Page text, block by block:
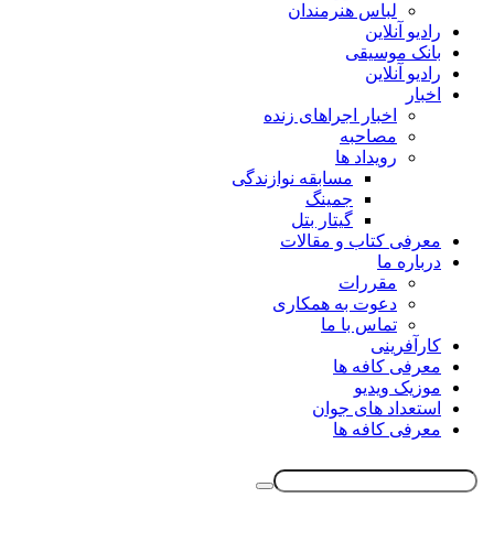
لباس هنرمندان
رادیو آنلاین
بانک موسیقی
رادیو آنلاین
اخبار
اخبار اجراهای زنده
مصاحبه
رویداد ها
مسابقه نوازندگی
جمینگ
گیتار بتل
معرفی کتاب و مقالات
درباره ما
مقررات
دعوت به همکاری
تماس با ما
کارآفرینی
معرفی کافه ها
موزیک ویدیو
استعداد های جوان
معرفی کافه ها